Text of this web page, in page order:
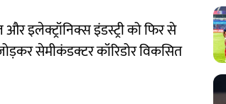
इलेक्ट्रॉनिक्स इंडस्ट्री को फिर से
सेमीकंडक्टर कॉरिडोर विकसित